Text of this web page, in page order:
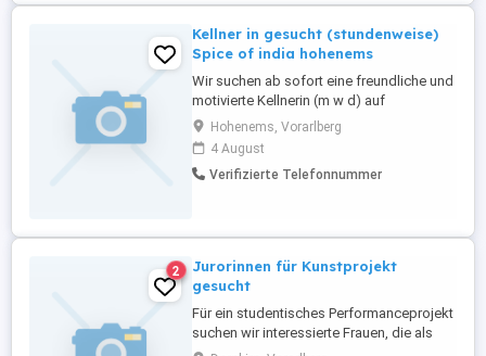
Kellner in gesucht (stundenweise)
Spice of india hohenems
Wir suchen ab sofort eine freundliche und
motivierte Kellnerin (m w d) auf
Stundenbasis. Flexible Arbeitszeiten Faire
Bezahlung Angenehmes Arbeitsklima
Wenn interessiert anschreiben
Hohenems, Vorarlberg
4 August
Verifizierte Telefonnummer
2
Jurorinnen für Kunstprojekt
gesucht
Für ein studentisches Performanceprojekt
suchen wir interessierte Frauen, die als
Jurorinnen an einem besonderen